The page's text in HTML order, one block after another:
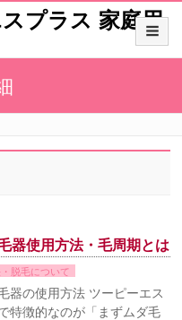
プラス 家庭用
器使用方法・毛周期とは
脱毛について
器の使用方法 ツーピーエス
特徴的なのが「まずムダ毛